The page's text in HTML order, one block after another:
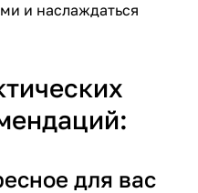
и наслаждаться
для вас